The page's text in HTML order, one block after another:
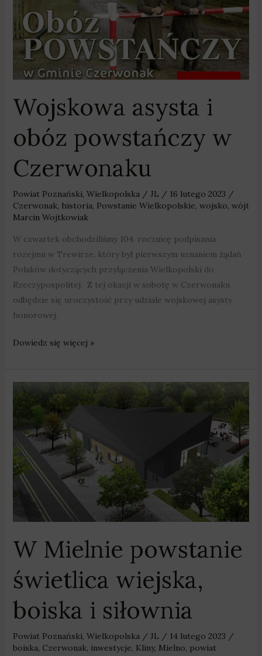
Wojskowa asysta i
obóz powstańczy w
Czerwonaku
Powiat Poznański, Wielkopolska/ JL / 16 lutego 2023 /
Czerwonak, historia, Powstanie Wielkopolskie, wojsko, wójt
Marcin Wojtkowiak
W czwartek obchodziliśmy 104. rocznicę podpisania
rozejmu w Trewirze, który był pierwszym uznaniem żądań
Polaków dotyczących przyłączenia Wielkopolski do
Rzeczypospolitej. Z tej okazji w sobotę w Czerwonaku
odbędzie się uroczystość przy udziale wojskowej asysty
honorowej.
obóz
powstańczy
w
Czerwonaku
Dowiedz się więcej »
W Mielnie powstanie
świetlica wiejska,
boiska i siłownia
Powiat Poznański, Wielkopolska/ JL / 14 lutego 2023 /
boiska, Czerwonak, inwestycje, Kliny, Mielno, powiat
Mielnie
powstanie
świetlica
wiejska,
boiska
siłownia